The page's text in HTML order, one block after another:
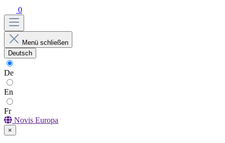
0
Menü schließen
Deutsch
De
En
Fr
Novis Europa
×